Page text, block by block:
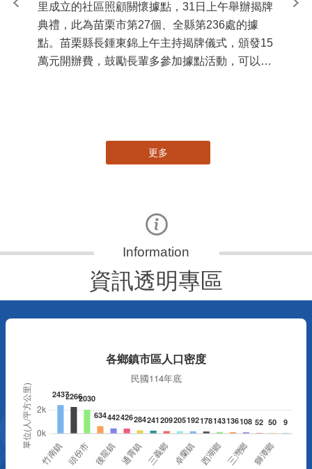
里成立的社區照顧關懷據點，31日上午舉辦揭牌
典禮，此為苗栗市第27個、全縣第236處的據
點。苗栗縣長鍾東錦上午主持揭牌儀式，頒發15
萬元開辦費，鼓勵長輩多參加據點活動，可以更
苗
更多
資訊透明專區